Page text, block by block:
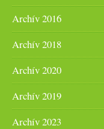
Archív 2016
Archív 2018
Archív 2020
Archív 2019
Archív 2023